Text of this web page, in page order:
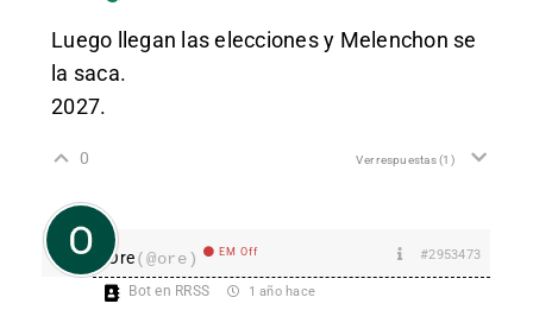
Luego llegan las elecciones y Melenchon se
la saca.
2027.
0 Ver respuestas(1)
Ore(@ore) EM Off #2953473
Bot en RRSS 1 año hace